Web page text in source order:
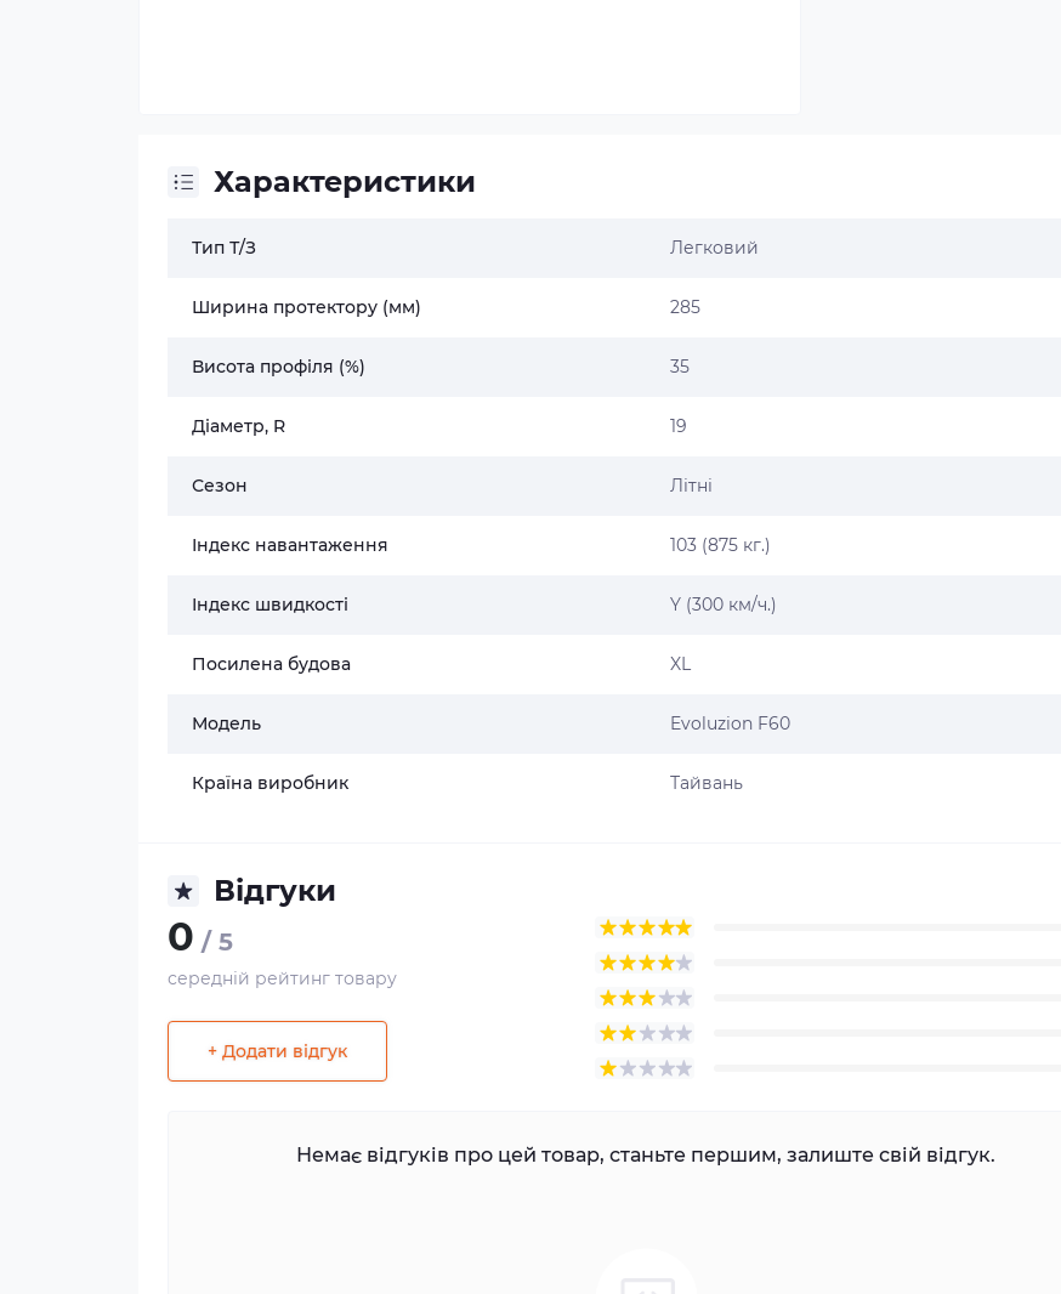
Характеристики
Тип Т/З Легковий
Ширина протектору (мм) 285
Висота профіля (%) 35
Діаметр, R 19
Сезон Літні
Індекс навантаження 103 (875 кг.)
Індекс швидкості Y (300 км/ч.)
Посилена будова XL
Модель Evoluzion F60
Країна виробник Тайвань
Відгуки
0 / 5
середній рейтинг товару
+ Додати відгук
Немає відгуків про цей товар, станьте першим, залиште свій відгук.